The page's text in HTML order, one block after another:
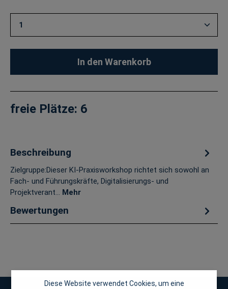
Produkt Anzahl: Gib den gewünschten Wert ein
In den Warenkorb
freie Plätze: 6
Beschreibung
Zielgruppe:Dieser KI-Praxisworkshop richtet sich sowohl an
Fach- und Führungskräfte, Digitalisierungs- und
Projektverant… Mehr
Bewertungen
Diese Website verwendet Cookies, um eine